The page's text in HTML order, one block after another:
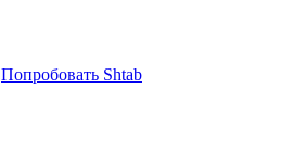
Попробовать Shtab